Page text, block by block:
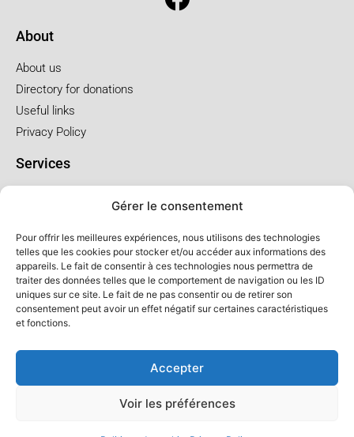
Gérer le consentement
Pour offrir les meilleures expériences, nous utilisons des technologies
telles que les cookies pour stocker et/ou accéder aux informations des
appareils. Le fait de consentir à ces technologies nous permettra de
traiter des données telles que le comportement de navigation ou les ID
uniques sur ce site. Le fait de ne pas consentir ou de retirer son
consentement peut avoir un effet négatif sur certaines caractéristiques
et fonctions.
Accepter
Voir les préférences
About
About us
Directory for donations
Useful links
Privacy Policy
Services
Funral at the salon
Service package and price
Cremation service package
Church service package